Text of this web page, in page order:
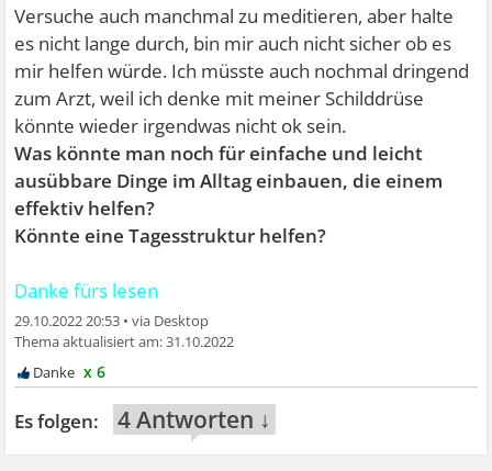
Versuche auch manchmal zu meditieren, aber halte
es nicht lange durch, bin mir auch nicht sicher ob es
mir helfen würde. Ich müsste auch nochmal dringend
zum Arzt, weil ich denke mit meiner Schilddrüse
könnte wieder irgendwas nicht ok sein.
Was könnte man noch für einfache und leicht
ausübbare Dinge im Alltag einbauen, die einem
effektiv helfen?
Könnte eine Tagesstruktur helfen?
Danke fürs lesen
29.10.2022 20:53 •
31.10.2022
x 6
4 Antworten ↓